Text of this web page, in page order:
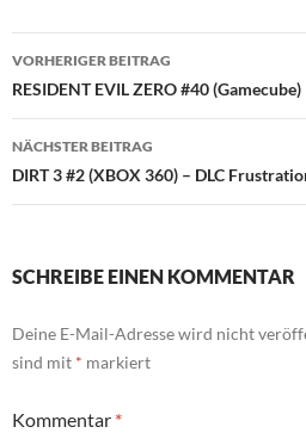
Beitragsnavigation
VORHERIGER BEITRAG
RESIDENT EVIL ZERO #40
NÄCHSTER BEITRAG
DIRT 3 #2 (XBOX 360) – DLC
SCHREIBE EINEN KOMMENTAR
Deine E-Mail-Adresse wird nicht
sind mit * markiert
Kommentar *